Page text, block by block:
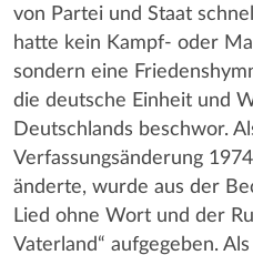
von Partei und Staat
hatte kein Kampf- oder
sondern eine
die deutsche Einheit und
Deutschlands beschwor.
Verfassungsänderung
änderte, wurde aus der
Lied ohne Wort und der
Vaterland“ aufgegeben.